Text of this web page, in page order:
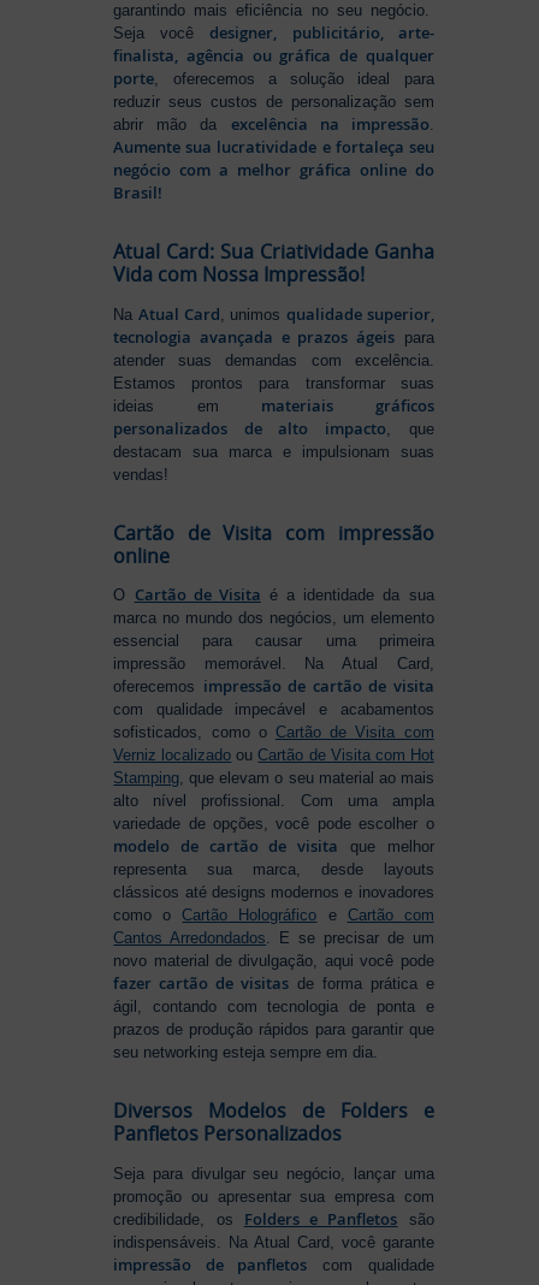
garantindo mais eficiência no seu negócio.
Seja vocêdesigner, publicitário, arte-
finalista, agência ou gráfica de qualquer
porte, oferecemos a solução ideal para
reduzir seus custos de personalização sem
abrir mão da excelência na impressão.
Aumente sua lucratividade e fortaleça seu
negócio com a melhor gráfica online do
Brasil!
Atual Card: Sua Criatividade Ganha
Vida com Nossa Impressão!
Na Atual Card , unimos qualidade superior,
tecnologia avançada e prazos ágeispara
atender suas demandas com excelência.
Estamos prontos para transformar suas
ideias em materiais gráficos
personalizados de alto impacto , que
destacam sua marca e impulsionam suas
vendas!
Cartão de Visita com impressão
online
O Cartão de Visita é a identidade da sua
marca no mundo dos negócios, um elemento
essencial para causar uma primeira
impressão memorável. Na Atual Card,
oferecemos impressão de cartão de visita
com qualidade impecável e acabamentos
sofisticados, como o Cartão de Visita com
Verniz localizado ouCartão de Visita com Hot
Stamping, que elevam o seu material ao mais
alto nível profissional. Com uma ampla
variedade de opções, você pode escolher o
modelo de cartão de visita que melhor
representa sua marca, desde layouts
clássicos até designs modernos e inovadores
como oCartão Holográfico e Cartão com
Cantos Arredondados. E se precisar de um
novo material de divulgação, aqui você pode
fazer cartão de visitas de forma prática e
ágil, contando com tecnologia de ponta e
prazos de produção rápidos para garantir que
seu networking esteja sempre em dia.
Diversos Modelos de Folders e
Panfletos Personalizados
Seja para divulgar seu negócio, lançar uma
promoção ou apresentar sua empresa com
credibilidade, os Folders e Panfletos são
indispensáveis. Na Atual Card, você garante
impressão de panfletos com qualidade